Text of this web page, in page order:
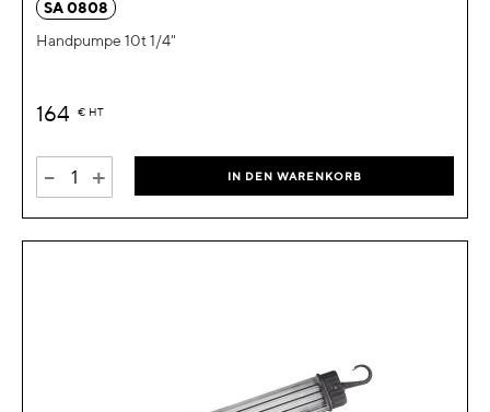
SA 0808
Handpumpe 10t 1/4"
164 € HT
- + IN DEN WARENKORB